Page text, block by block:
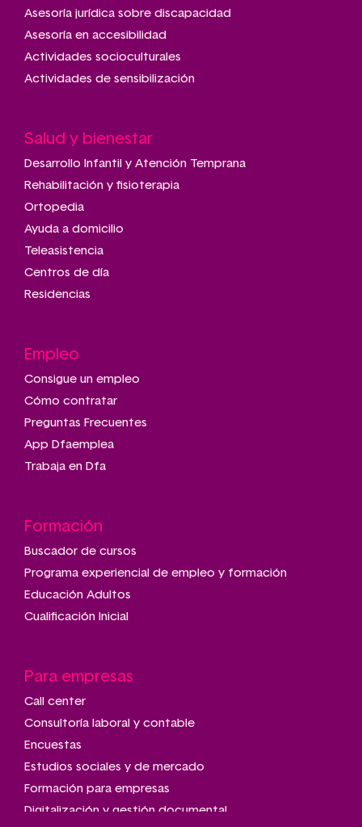
Asesoría jurídica sobre discapacidad
Asesoría en accesibilidad
Actividades socioculturales
Actividades de sensibilización
Salud y bienestar
Desarrollo Infantil y Atención Temprana
Rehabilitación y fisioterapia
Ortopedia
Ayuda a domicilio
Teleasistencia
Centros de día
Residencias
Empleo
Consigue un empleo
Cómo contratar
Preguntas Frecuentes
App Dfaemplea
Trabaja en Dfa
Formación
Buscador de cursos
Programa experiencial de empleo y formación
Educación Adultos
Cualificación Inicial
Para empresas
Call center
Consultoría laboral y contable
Encuestas
Estudios sociales y de mercado
Formación para empresas
Digitalización y gestión documental